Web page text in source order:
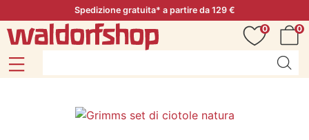
Spedizione gratuita* a partire da 129 €
0
0